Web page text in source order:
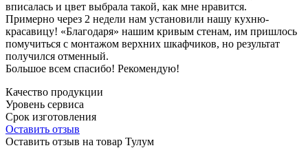
вписалась и цвет выбрала такой, как мне нравится.
Примерно через 2 недели нам установили нашу кухню-
красавицу! «Благодаря» нашим кривым стенам, им пришлось
помучиться с монтажом верхних шкафчиков, но результат
получился отменный.
Большое всем спасибо! Рекомендую!
Качество продукции
Уровень сервиса
Срок изготовления
Оставить отзыв
Оставить отзыв на товар Тулум